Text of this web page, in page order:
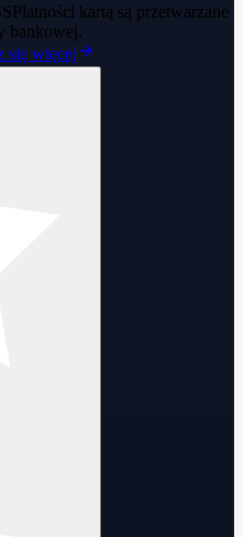
Płatności kartą są przetwarzane
bankowej.
się więcej